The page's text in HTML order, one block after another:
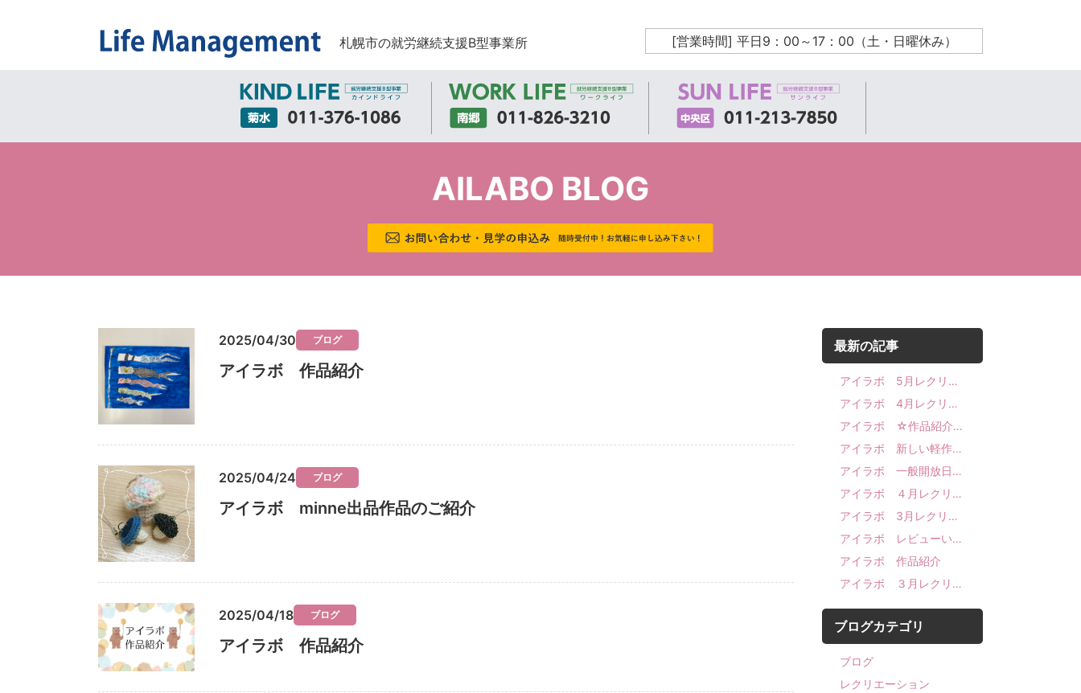
札幌市の就労継続支援B型事業所 [営業時間] 平日9：00～17：00（土・日曜休み）
AILABO BLOG
2025/04/30 ブログ
アイラボ 作品紹介
2025/04/24 ブログ
アイラボ minne出品作品のご紹介
2025/04/18 ブログ
アイラボ 作品紹介
最新の記事
アイラボ 5月レクリ…
アイラボ 4月レクリ…
アイラボ ☆作品紹介…
アイラボ 新しい軽作…
アイラボ 一般開放日…
アイラボ ４月レクリ…
アイラボ 3月レクリ…
アイラボ レビューい…
アイラボ 作品紹介
アイラボ ３月レクリ…
ブログカテゴリ
ブログ
レクリエーション